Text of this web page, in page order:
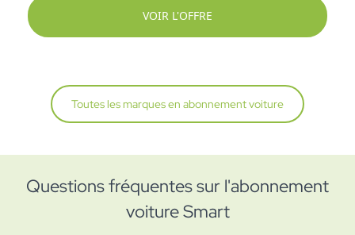
VOIR L'OFFRE
Toutes les marques en abonnement voiture
Questions fréquentes sur l'abonnement
voiture Smart